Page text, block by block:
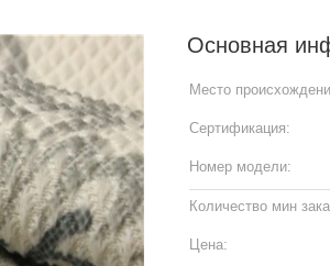
Основная
Место
Сертификация:
Номер модели:
Количество мин
Цена: